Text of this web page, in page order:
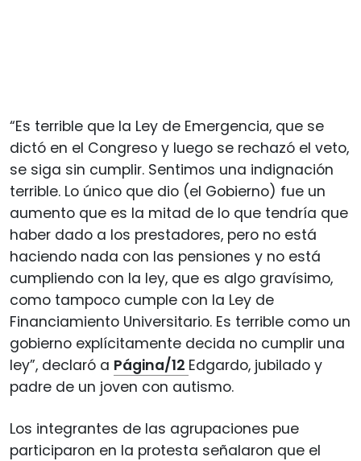
“Es terrible que la Ley de Emergencia, que se
dictó en el Congreso y luego se rechazó el veto,
se siga sin cumplir. Sentimos una indignación
terrible. Lo único que dio (el Gobierno) fue un
aumento que es la mitad de lo que tendría que
haber dado a los prestadores, pero no está
haciendo nada con las pensiones y no está
cumpliendo con la ley, que es algo gravísimo,
como tampoco cumple con la Ley de
Financiamiento Universitario. Es terrible como un
gobierno explícitamente decida no cumplir una
ley”, declaró a Página/12 Edgardo, jubilado y
padre de un joven con autismo.
Los integrantes de las agrupaciones pue
participaron en la protesta señalaron que el